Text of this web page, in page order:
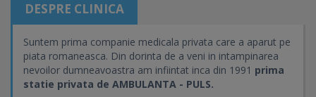
DESPRE CLINICA
Suntem prima companie medicala privata care a aparut pe
piata romaneasca. Din dorinta de a veni in intampinarea
nevoilor dumneavoastra am infiintat inca din 1991 prima
statie privata de AMBULANTA - PULS.